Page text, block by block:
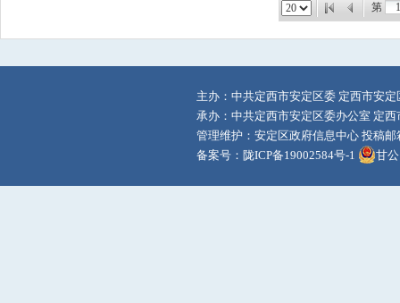
第
主办：中共定西市安定区委 定西市安定
承办：中共定西市安定区委办公室 定
管理维护：安定区政府信息中心 投稿邮
备案号： 陇ICP备19002584号-1 甘